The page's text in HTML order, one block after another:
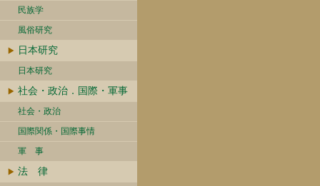
民族学
風俗研究
日本研究
日本研究
社会・政治．国際・軍事
社会・政治
国際関係・国際事情
軍 事
法 律